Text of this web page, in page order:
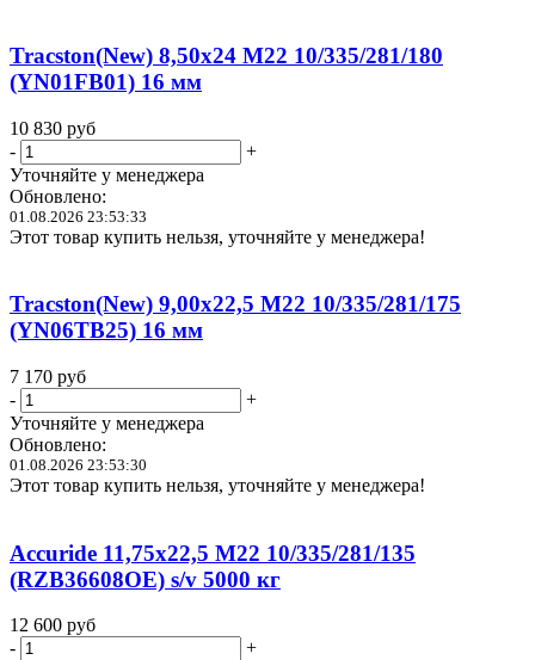
Tracston(New) 8,50x24 M22 10/335/281/180
(YN01FB01) 16 мм
10 830 руб
-
+
Уточняйте у менеджера
Обновлено:
01.08.2026 23:53:33
Этот товар купить нельзя, уточняйте у менеджера!
Tracston(New) 9,00x22,5 M22 10/335/281/175
(YN06TB25) 16 мм
7 170 руб
-
+
Уточняйте у менеджера
Обновлено:
01.08.2026 23:53:30
Этот товар купить нельзя, уточняйте у менеджера!
Accuride 11,75x22,5 M22 10/335/281/135
(RZB36608OE) s/v 5000 кг
12 600 руб
-
+